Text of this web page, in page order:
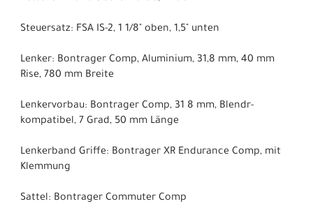
Steuersatz: FSA IS-2, 1 1/8" oben, 1,5" unten
Lenker: Bontrager Comp, Aluminium, 31,8 mm, 40 mm
Rise, 780 mm Breite
Lenkervorbau: Bontrager Comp, 31 8 mm, Blendr-
kompatibel, 7 Grad, 50 mm Länge
Lenkerband Griffe: Bontrager XR Endurance Comp, mit
Klemmung
Sattel: Bontrager Commuter Comp